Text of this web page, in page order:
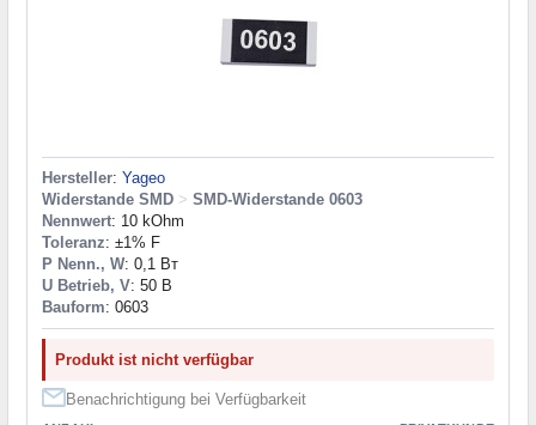
Hersteller: Yageo
Widerstande SMD > SMD-Widerstande 0603
Nennwert: 10 kOhm
Toleranz: ±1% F
P Nenn., W: 0,1 Вт
U Betrieb, V: 50 В
Bauform: 0603
Produkt ist nicht verfügbar
Benachrichtigung bei Verfügbarkeit